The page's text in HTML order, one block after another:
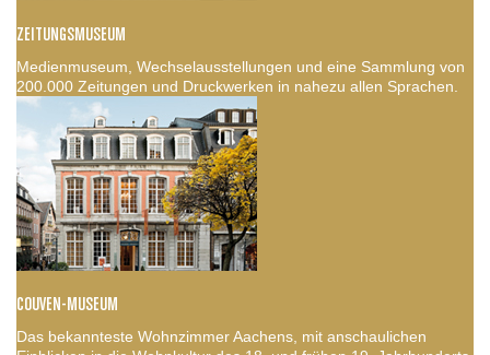
ZEITUNGSMUSEUM
Medienmuseum, Wechselausstellungen und eine Sammlung von
200.000 Zeitungen und Druckwerken in nahezu allen Sprachen.
COUVEN-MUSEUM
Das bekannteste Wohnzimmer Aachens, mit anschaulichen